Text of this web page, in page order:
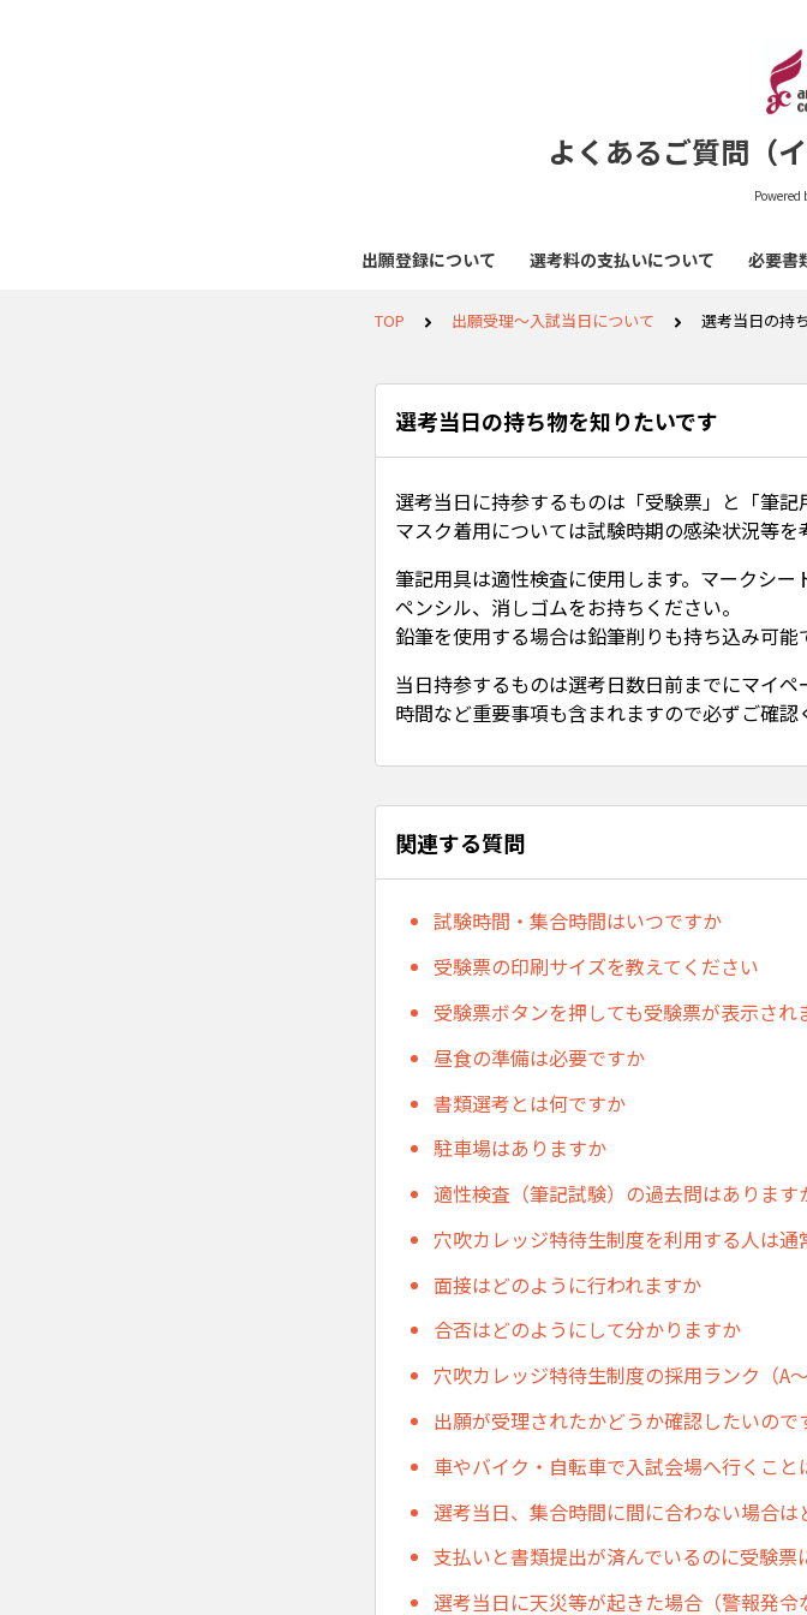
よくあるご質問（
Powered
出願登録について 選考料の支払いについて 必要書
TOP 出願受理～入試当日について 選考当日の持
選考当日の持ち物を知りたいです
選考当日に持参するものは「受験票」と「筆記
マスク着用については試験時期の感染状況等を
筆記用具は適性検査に使用します。マークシ
ペンシル、消しゴムをお持ちください。
鉛筆を使用する場合は鉛筆削りも持ち込み可能
当日持参するものは選考日数日前までにマイ
時間など重要事項も含まれますので必ずご確認
関連する質問
試験時間・集合時間はいつですか
受験票の印刷サイズを教えてください
受験票ボタンを押しても受験票が表示され
昼食の準備は必要ですか
書類選考とは何ですか
駐車場はありますか
適性検査（筆記試験）の過去問はあります
穴吹カレッジ特待生制度を利用する人は
面接はどのように行われますか
合否はどのようにして分かりますか
穴吹カレッジ特待生制度の採用ランク（A
出願が受理されたかどうか確認したいので
車やバイク・自転車で入試会場へ行くこと
選考当日、集合時間に間に合わない場合
支払いと書類提出が済んでいるのに受験
選考当日に天災等が起きた場合（警報発